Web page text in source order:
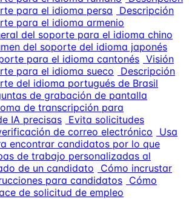
para el idioma persa
Descripción
para el idioma armenio
del soporte para el idioma chino
del soporte del idioma japonés
para el idioma cantonés Visión
para el idioma sueco
Descripción
del idioma portugués de Brasil
de grabación de pantalla
de transcripción para
IA precisas
Evita solicitudes
de correo electrónico
Usa
encontrar candidatos por lo que
de trabajo personalizadas al
de un candidato
Cómo incrustar
para candidatos Cómo
de solicitud de empleo